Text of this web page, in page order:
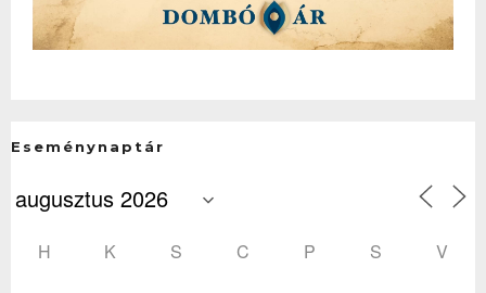
Eseménynaptár
H K S C P S V